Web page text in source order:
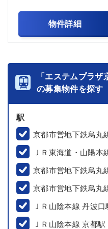
物件詳細
「エステムプラ
の募集物件を探す
駅
京都市営地下鉄烏丸
ＪＲ東海道・山陽本
京都市営地下鉄烏丸
京都市営地下鉄烏丸
ＪＲ山陰本線 丹波口
ＪＲ山陰本線 京都駅